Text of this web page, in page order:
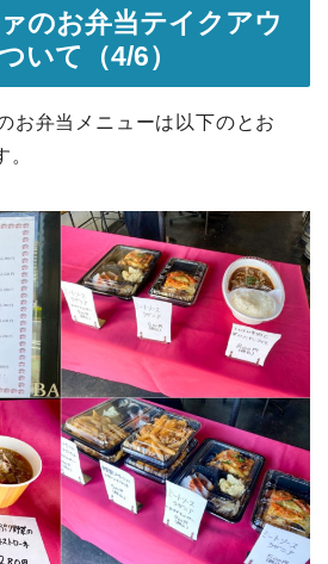
のお弁当テイクアウ
いて（4/6）
お弁当メニューは以下のとお